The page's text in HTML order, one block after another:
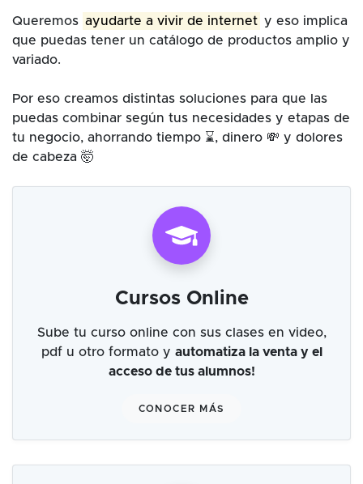
Queremos ayudarte a vivir de internet y eso implica
que puedas tener un catálogo de productos amplio y
variado.
Por eso creamos distintas soluciones para que las
puedas combinar según tus necesidades y etapas de
tu negocio, ahorrando tiempo ⌛, dinero 💸 y dolores
de cabeza 🤯
Cursos Online
Sube tu curso online con sus clases en video,
pdf u otro formato y automatiza la venta y el
acceso de tus alumnos!
CONOCER MÁS